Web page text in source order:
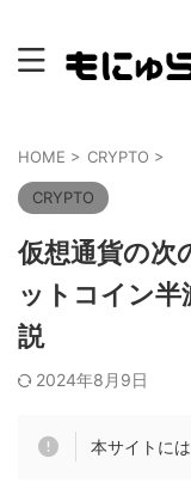
HOME > CRYPTO >
CRYPTO
仮想通貨の次
ットコイン半
説
2024年8月9日
本サイトに